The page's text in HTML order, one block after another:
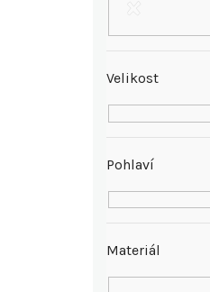
n
n
p
a
n
Velikost
Pohlaví
Materiál